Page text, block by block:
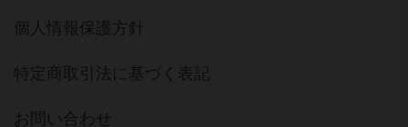
個人情報保護方針
特定商取引法に基づく表記
お問い合わせ